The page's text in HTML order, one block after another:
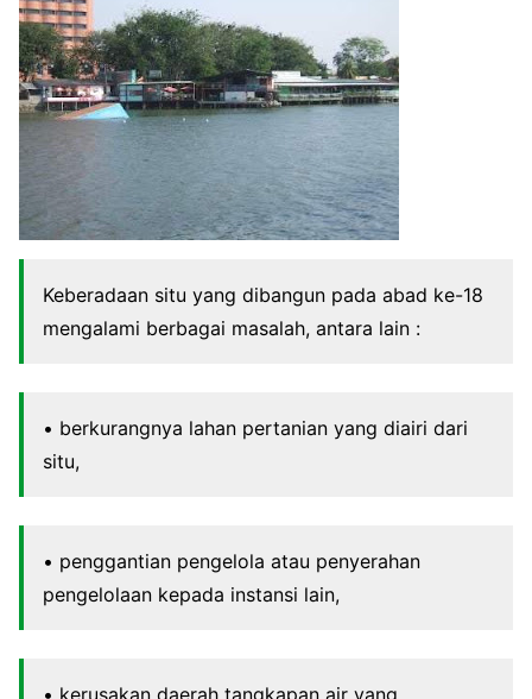
Keberadaan situ yang dibangun pada abad ke-18
mengalami berbagai masalah, antara lain :
• berkurangnya lahan pertanian yang diairi dari
situ,
• penggantian pengelola atau penyerahan
pengelolaan kepada instansi lain,
• kerusakan daerah tangkapan air yang